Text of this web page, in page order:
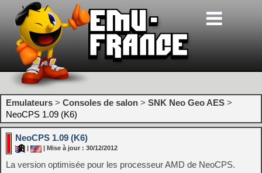
Emulateurs > Consoles de salon > SNK Neo Geo AES >
NeoCPS 1.09 (K6)
NeoCPS 1.09 (K6)
| Mise à jour : 30/12/2012
La version optimisée pour les processeur AMD de NeoCPS.